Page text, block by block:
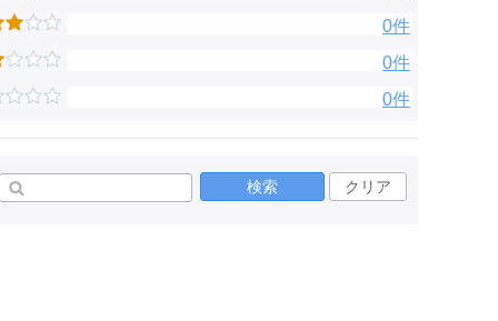
0件
0件
0件
検索 クリア